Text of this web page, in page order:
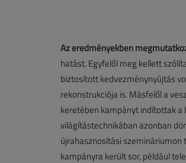
Az eredményekben
hatást. Egyfelől meg kellett
biztosított kedvezménynyújtás
rekonstrukciója is. Másfelől a
keretében kampányt indítottak a
világítástechnikában azonban
újrahasznosítási
kampányra került sor, például